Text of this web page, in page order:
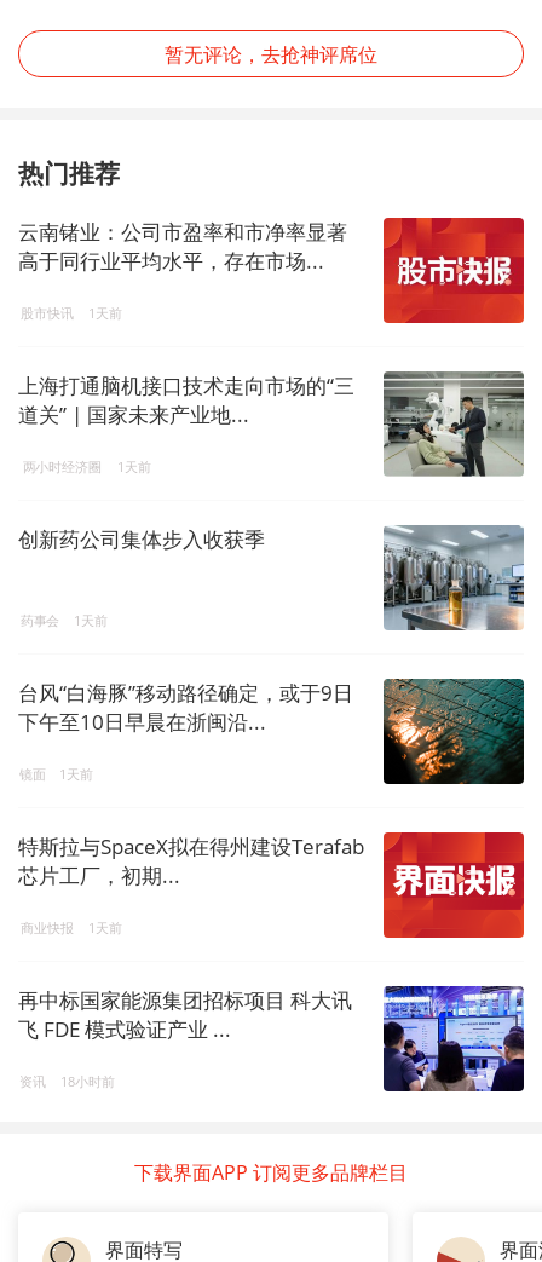
暂无评论，去抢神评席位
热门推荐
云南锗业：公司市盈率和市净率显著
高于同行业平均水平，存在市场...
股市快讯 1天前
上海打通脑机接口技术走向市场的“三
道关” | 国家未来产业地...
两小时经济圈 1天前
创新药公司集体步入收获季
药事会 1天前
台风“白海豚”移动路径确定，或于9日
下午至10日早晨在浙闽沿...
镜面 1天前
特斯拉与SpaceX拟在得州建设Terafab
芯片工厂，初期...
商业快报 1天前
再中标国家能源集团招标项目 科大讯
飞 FDE 模式验证产业 ...
资讯 18小时前
下载界面APP 订阅更多品牌栏目
界面特写 界